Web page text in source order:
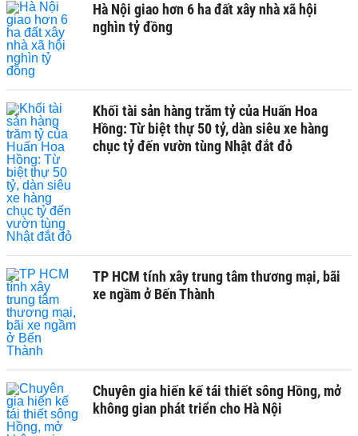
Hà Nội giao hơn 6 ha đất xây nhà xã hội
nghìn tỷ đồng
Khối tài sản hàng trăm tỷ của Huấn Hoa
Hồng: Từ biệt thự 50 tỷ, dàn siêu xe hàng
chục tỷ đến vườn tùng Nhật đắt đỏ
TP HCM tính xây trung tâm thương mại, bãi
xe ngầm ở Bến Thành
Chuyên gia hiến kế tái thiết sông Hồng, mở
không gian phát triển cho Hà Nội